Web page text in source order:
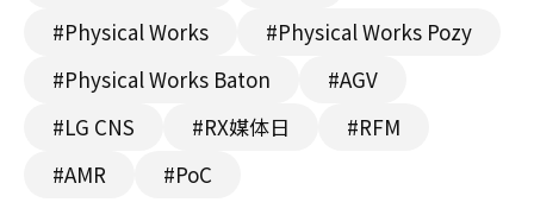
#Physical Works
#Physical Works Pozy
#Physical Works Baton
#AGV
#LG CNS
#RX媒体日
#RFM
#AMR
#PoC